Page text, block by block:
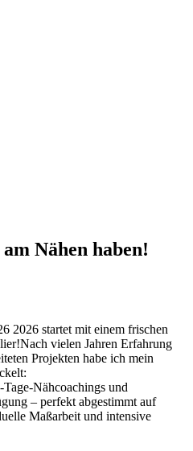
Nähen haben!
2026 startet mit einem frischen
vielen Jahren Erfahrung
Projekten habe ich mein
Nähcoachings und
– perfekt abgestimmt auf
Maßarbeit und intensive